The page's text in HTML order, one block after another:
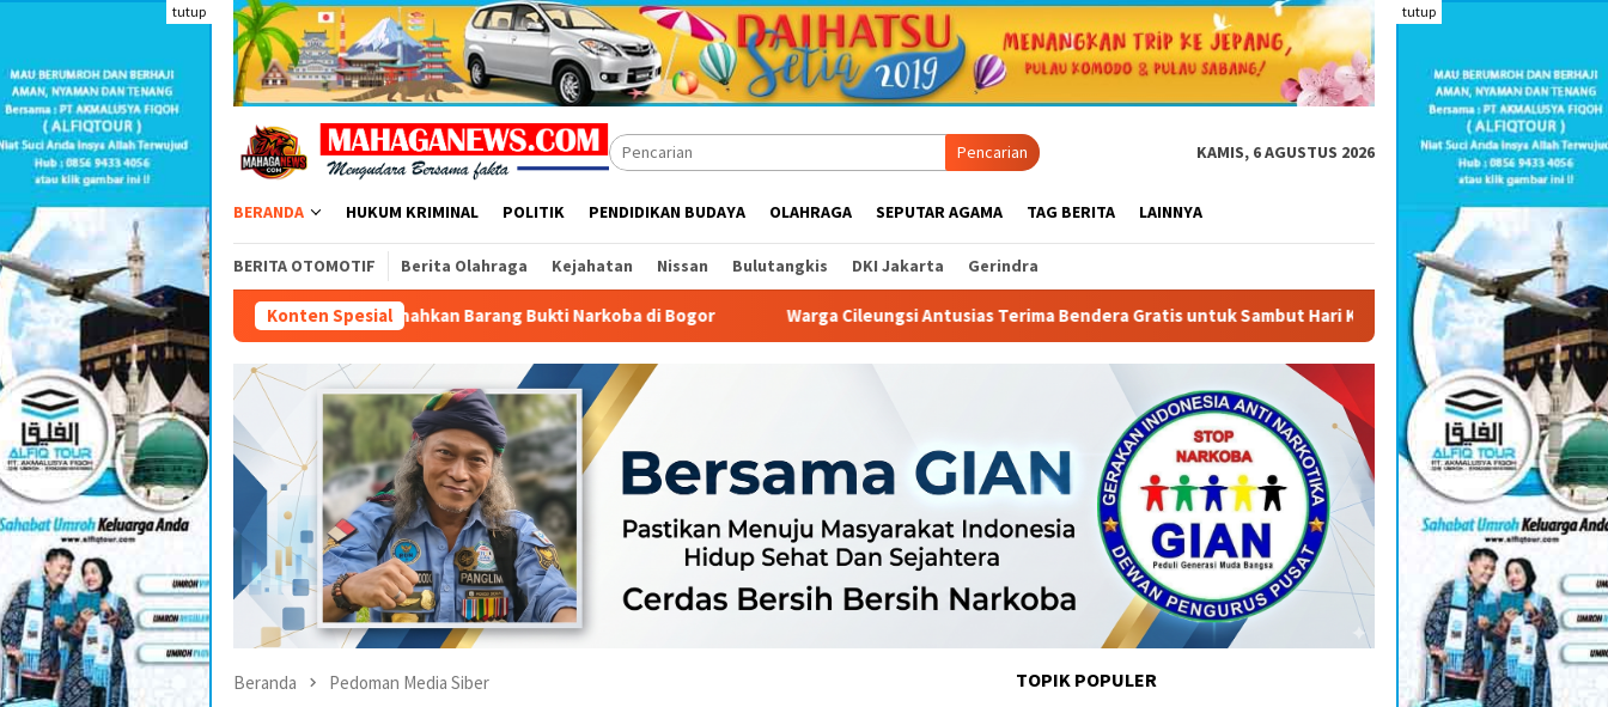
Loncat
konten
tutup tutup
Pencarian KAMIS, 6 AGUSTUS 2026
BERANDA HUKUM KRIMINAL POLITIK PENDIDIKAN BUDAYA OLAHRAGA SEPUTAR AGAMA TAG BERITA LAINNYA
BERITA OTOMOTIF Berita Olahraga Kejahatan Nissan Bulutangkis DKI Jakarta Gerindra
Konten Spesial
BERSINAR dan Musnahkan Barang Bukti Narkoba di Bogor Warga Cileungsi Antusias Terima Bendera Gratis untuk Sambut Hari Kemerdekaan Indonesia Terbit 40 Buku
Beranda Pedoman Media Siber TOPIK POPULER